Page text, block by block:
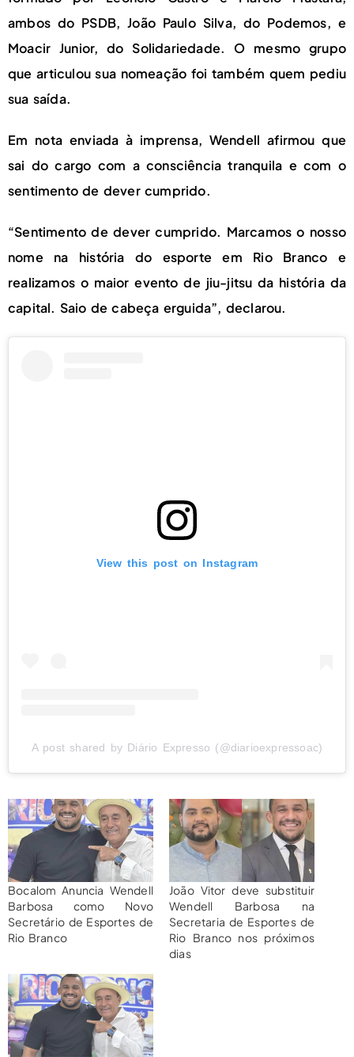
ambos do PSDB, João Paulo Silva, do Podemos, e
Moacir Junior, do Solidariedade. O mesmo grupo
que articulou sua nomeação foi também quem pediu
sua saída.
Em nota enviada à imprensa, Wendell afirmou que
sai do cargo com a consciência tranquila e com o
sentimento de dever cumprido.
“Sentimento de dever cumprido. Marcamos o nosso
nome na história do esporte em Rio Branco e
realizamos o maior evento de jiu-jitsu da história da
capital. Saio de cabeça erguida”, declarou.
View this post on Instagram
A post shared by Diário Expresso (@diarioexpressoac)
Bocalom Anuncia Wendell
Barbosa como Novo
Secretário de Esportes de
Rio Branco
João Vitor deve substituir
Wendell Barbosa na
Secretaria de Esportes de
Rio Branco nos próximos
dias